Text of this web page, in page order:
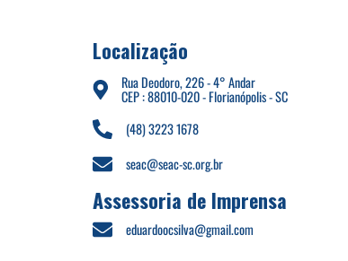
Localização
Rua Deodoro, 226 - 4° Andar
CEP : 88010-020 - Florianópolis - SC
(48) 3223 1678
seac@seac-sc.org.br
Assessoria de Imprensa
eduardoocsilva@gmail.com